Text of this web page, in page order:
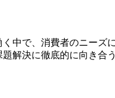
中で、消費者のニーズ
解決に徹底的に向き合